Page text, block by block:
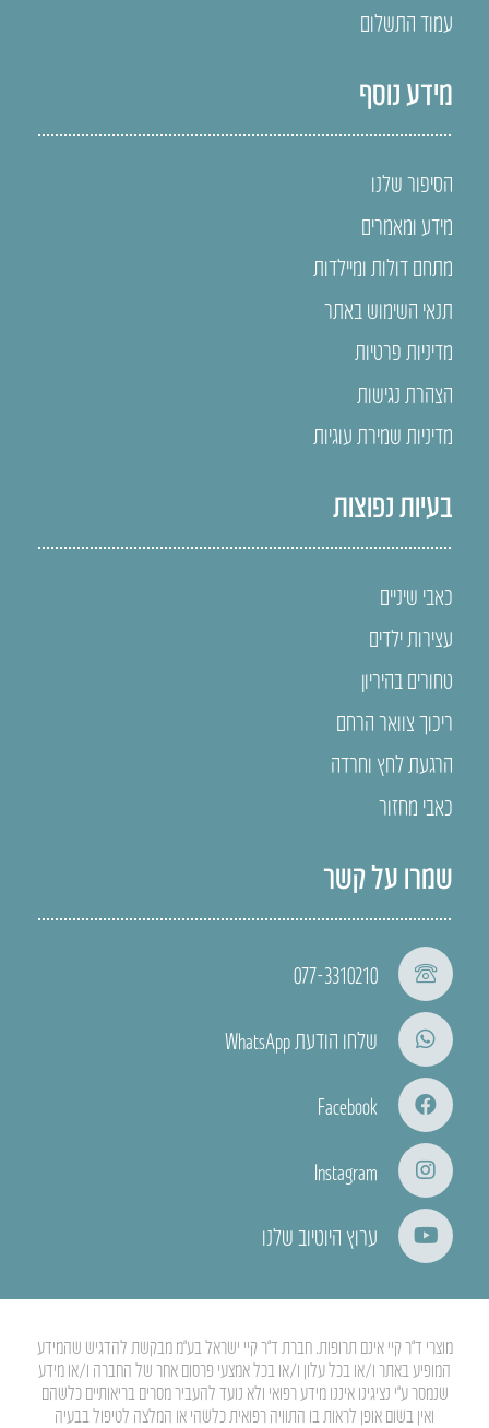
עמוד התשלום
מידע נוסף
הסיפור שלנו
מידע ומאמרים
מתחם דולות ומיילדות
תנאי השימוש באתר
מדיניות פרטיות
הצהרת נגישות
מדיניות שמירת עוגיות
בעיות נפוצות
כאבי שיניים
עצירות ילדים
טחורים בהיריון
ריכוך צוואר הרחם
הרגעת לחץ וחרדה
כאבי מחזור
שמרו על קשר
077-3310210
שלחו הודעת WhatsApp
Facebook
Instagram
ערוץ היוטיוב שלנו
מוצרי ד”ר קיי אינם תרופות. חברת ד”ר קיי ישראל בע”מ מבקשת להדגיש שהמידע
המופיע באתר ו/או בכל עלון ו/או בכל אמצעי פרסום אחר של החברה ו/או מידע
שנמסר ע”י נציגינו איננו מידע רפואי ולא נועד להעביר מסרים בריאותיים כלשהם
ואין בשום אופן לראות בו התוויה רפואית כלשהי או המלצה לטיפול בבעיה